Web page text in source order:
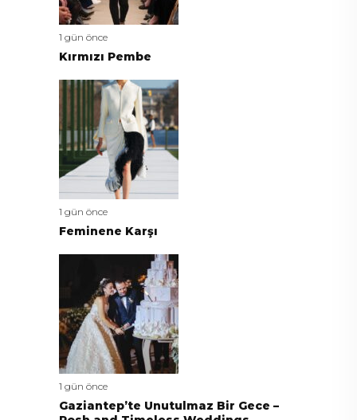
1 gün önce
Kırmızı Pembe
1 gün önce
Feminene Karşı
1 gün önce
Gaziantep’te Unutulmaz Bir Gece –